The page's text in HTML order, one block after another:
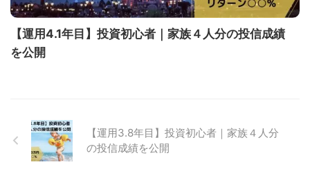
【運用4.1年目】投資初心者｜家族４人分の投信成績
を公開
【運用3.8年目】投資初心者｜家族４人分
の投信成績を公開